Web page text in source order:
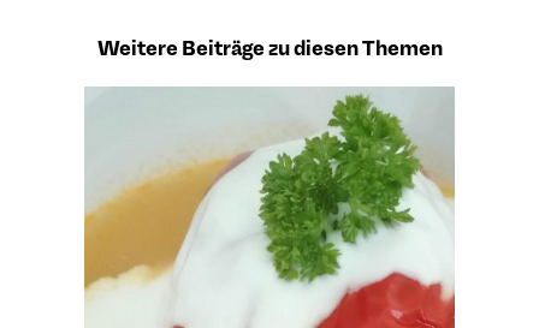
Weitere Beiträge zu diesen Themen